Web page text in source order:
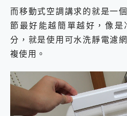
而移動式空調講求的就是一
節最好能越簡單越好，像
分，就是使用可水洗靜電濾
複使用。